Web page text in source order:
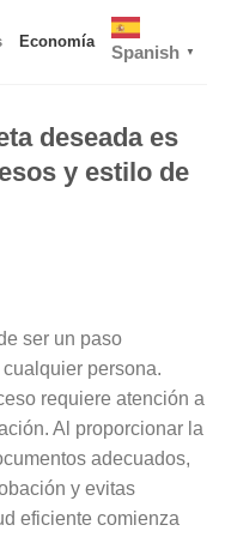
Economía
Spanish ▼
deseada es
y estilo de
ser un paso
persona.
requiere atención a
Al proporcionar la
adecuados,
y evitas
eficiente comienza